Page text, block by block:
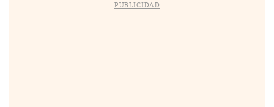
PUBLICIDAD